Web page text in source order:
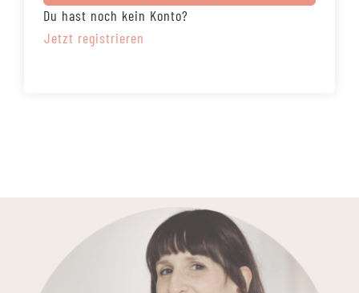
Du hast noch kein Konto?
Jetzt registrieren